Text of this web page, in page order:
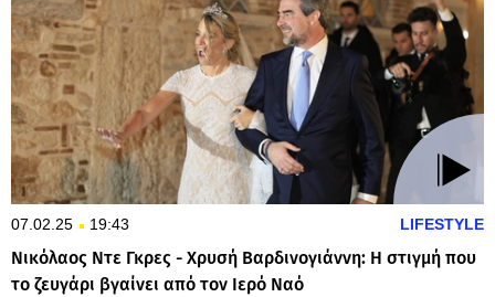
07.02.25 19:43 LIFESTYLE
Νικόλαος Ντε Γκρες - Χρυσή Βαρδινογιάννη: Η στιγμή που
το ζευγάρι βγαίνει από τον Ιερό Ναό